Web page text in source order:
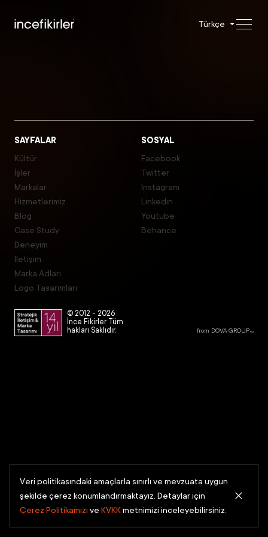
Türkçe
SAYFALAR
Kültür
İşler
Markalar
Hizmetlerimiz
Blog
Case Study
Deneyim
İletişim
Marka Adları
Logo Tasarımları
SOSYAL
Facebook
Twitter
Instagram
Linkedin
Youtube
Behance
© 2012 - 2026
İnce Fikirler Tüm
hakları Saklıdır.
from DOVA GROUPTM
Veri politikasındaki amaçlarla sınırlı ve mevzuata uygun
şekilde çerez konumlandırmaktayız. Detaylar için
Çerez Politikamızı ve KVKKmetnimizi inceleyebilirsiniz.